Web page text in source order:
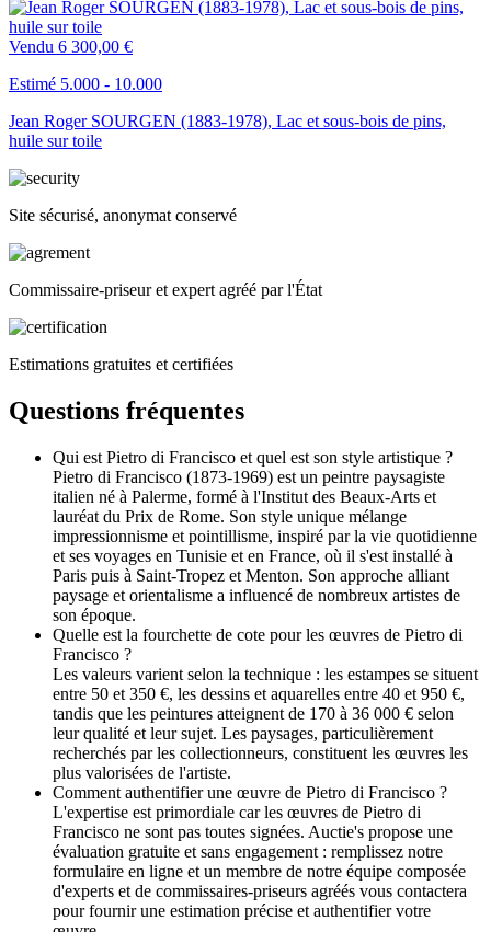
Vendu 6 300,00 €
Estimé 5.000 - 10.000
Jean Roger SOURGEN (1883-1978), Lac et sous-bois de pins,
huile sur toile
Site sécurisé, anonymat conservé
Commissaire-priseur et expert agréé par l'État
Estimations gratuites et certifiées
Questions fréquentes
Qui est Pietro di Francisco et quel est son style artistique ?
Pietro di Francisco (1873-1969) est un peintre paysagiste
italien né à Palerme, formé à l'Institut des Beaux-Arts et
lauréat du Prix de Rome. Son style unique mélange
impressionnisme et pointillisme, inspiré par la vie quotidienne
et ses voyages en Tunisie et en France, où il s'est installé à
Paris puis à Saint-Tropez et Menton. Son approche alliant
paysage et orientalisme a influencé de nombreux artistes de
son époque.
Quelle est la fourchette de cote pour les œuvres de Pietro di
Francisco ?
Les valeurs varient selon la technique : les estampes se situent
entre 50 et 350 €, les dessins et aquarelles entre 40 et 950 €,
tandis que les peintures atteignent de 170 à 36 000 € selon
leur qualité et leur sujet. Les paysages, particulièrement
recherchés par les collectionneurs, constituent les œuvres les
plus valorisées de l'artiste.
Comment authentifier une œuvre de Pietro di Francisco ?
L'expertise est primordiale car les œuvres de Pietro di
Francisco ne sont pas toutes signées. Auctie's propose une
évaluation gratuite et sans engagement : remplissez notre
formulaire en ligne et un membre de notre équipe composée
d'experts et de commissaires-priseurs agréés vous contactera
pour fournir une estimation précise et authentifier votre